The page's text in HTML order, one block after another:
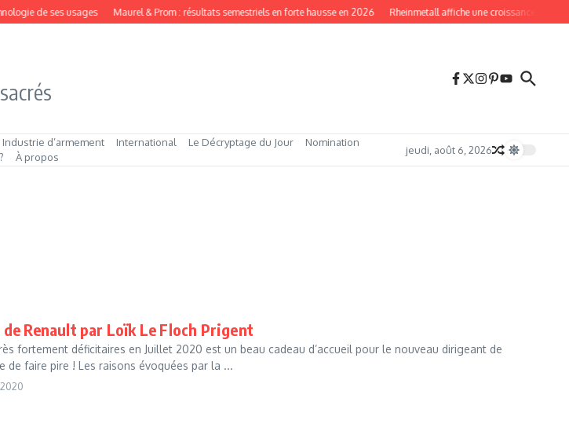
de ses usages Maurel & Prom : résultats semestriels en forte hausse en 2026 Rheinmetall affiche une croissance record
Industrie d’armement International Le Décryptage du Jour
Nomination
À propos
jeudi, août 6, 2026
Renault par Loïk Le Floch Prigent
fortement déficitaires en Juillet 2020 est un beau cadeau d’accueil pour le nouveau dirigeant de
de faire pire ! Les raisons évoquées par la ...